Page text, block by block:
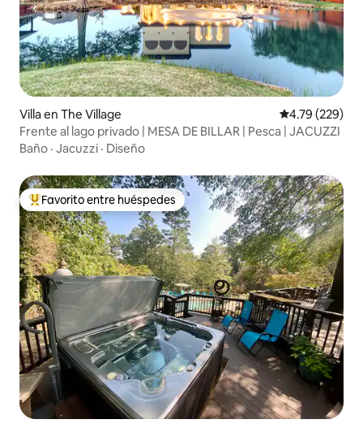
Villa en The Village Calificación
4.79 (229)
Frente al lago privado | MESA DE BILLAR | Pesca | JACUZZI
Baño · Jacuzzi · Diseño
Favorito entre huéspedes preferido
Favorito entre huéspedes